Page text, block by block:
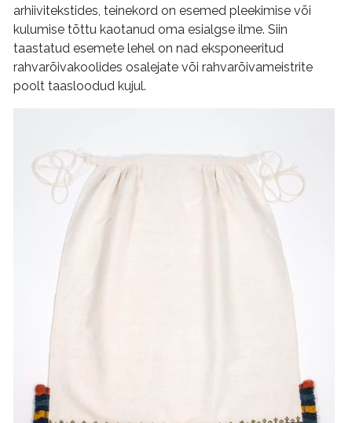
arhiivitekstides, teinekord on esemed pleekimise või
kulumise tõttu kaotanud oma esialgse ilme. Siin
taastatud esemete lehel on nad eksponeeritud
rahvarõivakoolides osalejate või rahvarõivameistrite
poolt taasloodud kujul.